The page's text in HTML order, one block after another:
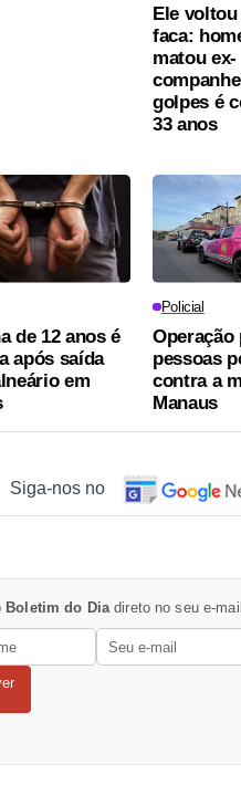
Ele
faca:
matou ex-
golpes é
33 anos
de 12 anos é
após saída
em
Policial
Operação
pessoas
contra a
Manaus
Siga-nos no
Boletim do Dia direto no seu e-